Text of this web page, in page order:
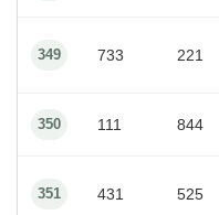
349 733 221
350 111 844
351 431 525